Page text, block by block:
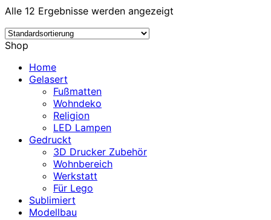
Alle 12 Ergebnisse werden angezeigt
Shop
Home
Gelasert
Fußmatten
Wohndeko
Religion
LED Lampen
Gedruckt
3D Drucker Zubehör
Wohnbereich
Werkstatt
Für Lego
Sublimiert
Modellbau